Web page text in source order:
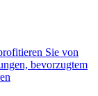
Sie von
bevorzugtem